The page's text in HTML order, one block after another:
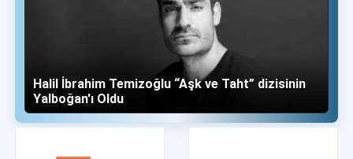
Halil İbrahim Temizoğlu “Aşk ve Taht” dizisinin
Yalboğan'ı Oldu